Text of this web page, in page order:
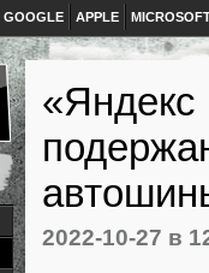
GOOGLE APPLE
«Яндекс
2022-10-27 в